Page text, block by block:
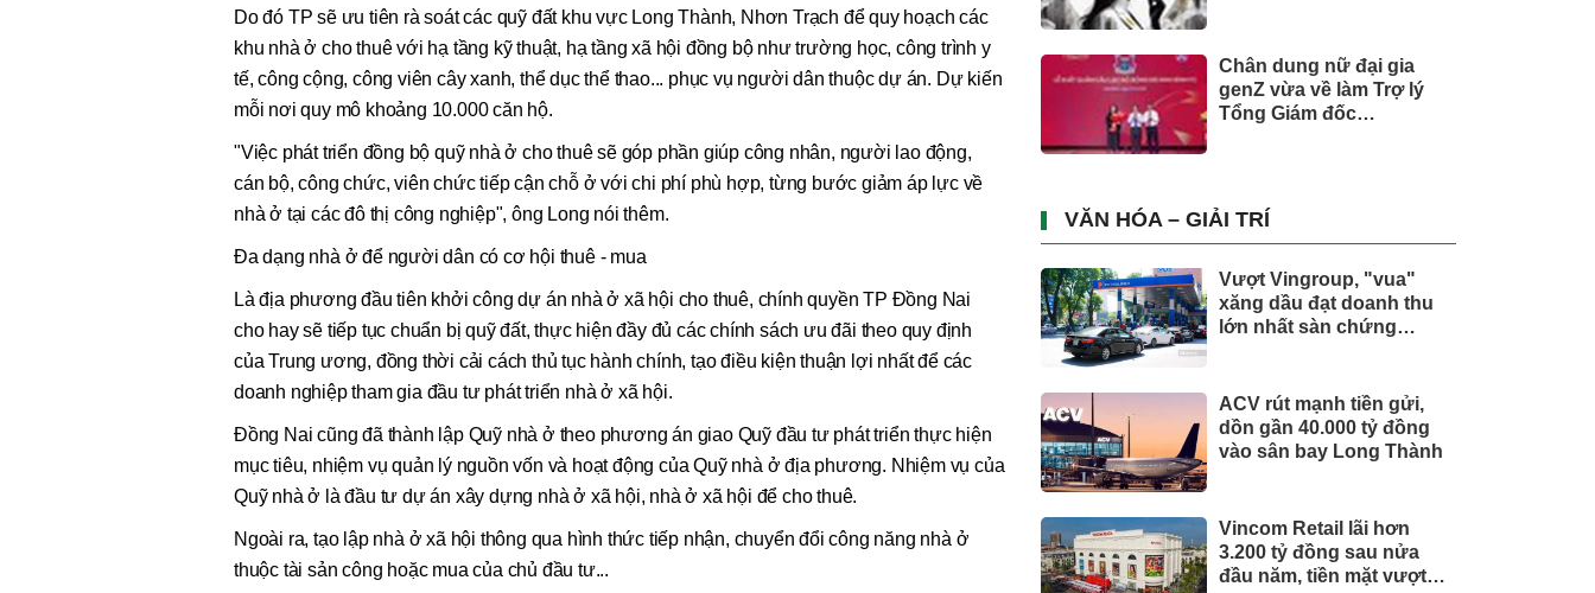
Do đó TP sẽ ưu tiên rà soát các quỹ đất khu vực Long Thành, Nhơn Trạch để quy hoạch các
khu nhà ở cho thuê với hạ tầng kỹ thuật, hạ tầng xã hội đồng bộ như trường học, công trình y
tế, công cộng, công viên cây xanh, thể dục thể thao... phục vụ người dân thuộc dự án. Dự kiến
mỗi nơi quy mô khoảng 10.000 căn hộ.
"Việc phát triển đồng bộ quỹ nhà ở cho thuê sẽ góp phần giúp công nhân, người lao động,
cán bộ, công chức, viên chức tiếp cận chỗ ở với chi phí phù hợp, từng bước giảm áp lực về
nhà ở tại các đô thị công nghiệp", ông Long nói thêm.
Đa dạng nhà ở để người dân có cơ hội thuê - mua
Là địa phương đầu tiên khởi công dự án nhà ở xã hội cho thuê, chính quyền TP Đồng Nai
cho hay sẽ tiếp tục chuẩn bị quỹ đất, thực hiện đầy đủ các chính sách ưu đãi theo quy định
của Trung ương, đồng thời cải cách thủ tục hành chính, tạo điều kiện thuận lợi nhất để các
doanh nghiệp tham gia đầu tư phát triển nhà ở xã hội.
Đồng Nai cũng đã thành lập Quỹ nhà ở theo phương án giao Quỹ đầu tư phát triển thực hiện
mục tiêu, nhiệm vụ quản lý nguồn vốn và hoạt động của Quỹ nhà ở địa phương. Nhiệm vụ của
Quỹ nhà ở là đầu tư dự án xây dựng nhà ở xã hội, nhà ở xã hội để cho thuê.
Ngoài ra, tạo lập nhà ở xã hội thông qua hình thức tiếp nhận, chuyển đổi công năng nhà ở
thuộc tài sản công hoặc mua của chủ đầu tư...
Chân dung nữ đại gia
genZ vừa về làm Trợ lý
Tổng Giám đốc
trụ, nắm giữ khối tài sản
hàng nghìn tỷ
VĂN HÓA – GIẢI TRÍ
Vượt Vingroup, "vua"
xăng dầu đạt doanh thu
lớn nhất sàn chứng
ACV rút mạnh tiền gửi,
dồn gần 40.000 tỷ đồng
vào sân bay Long Thành
Vincom Retail lãi hơn
3.200 tỷ đồng sau nửa
đầu năm, tiền mặt vượt